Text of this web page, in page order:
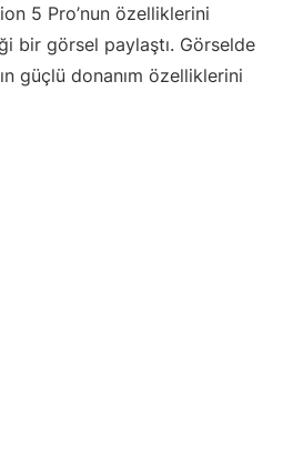
5 Pro’nun özelliklerini
bir görsel paylaştı. Görselde
güçlü donanım özelliklerini